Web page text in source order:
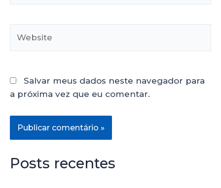
Salvar meus dados neste navegador para
a próxima vez que eu comentar.
Posts recentes